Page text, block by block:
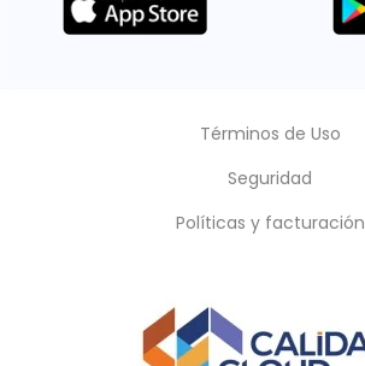
Términos de Uso
Seguridad
Políticas y facturación